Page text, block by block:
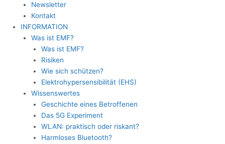
Newsletter
Kontakt
INFORMATION
Was ist EMF?
Was ist EMF?
Risiken
Wie sich schützen?
Elektrohypersensibilität (EHS)
Wissenswertes
Geschichte eines Betroffenen
Das 5G Experiment
WLAN: praktisch oder riskant?
Harmloses Bluetooth?